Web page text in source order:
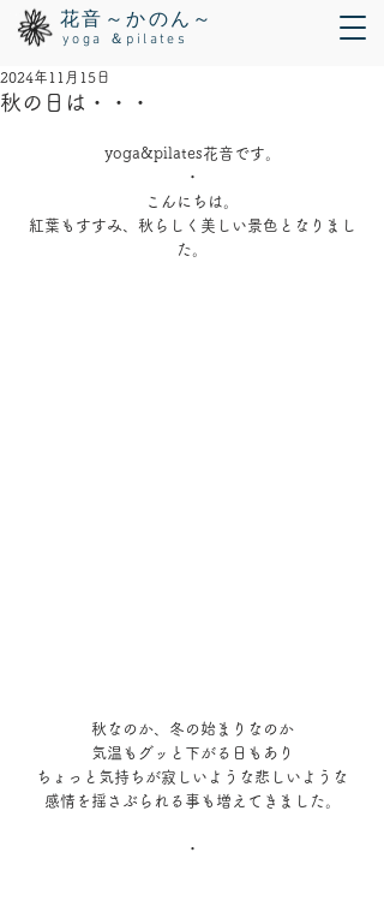
花音～かのん～
yoga ＆pilates
秋の日は・・・
2024年11月15日
yoga&pilates花音です。
・
こんにちは。
紅葉もすすみ、秋らしく美しい景色となりまし
た。
秋なのか、冬の始まりなのか
気温もグッと下がる日もあり
ちょっと気持ちが寂しいような悲しいような
感情を揺さぶられる事も増えてきました。
・